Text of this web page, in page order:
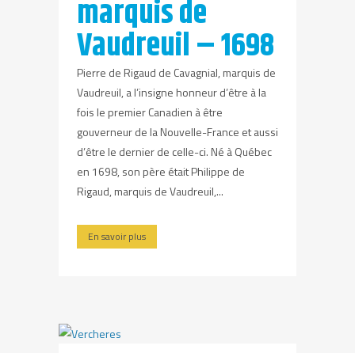
marquis de
Vaudreuil – 1698
Pierre de Rigaud de Cavagnial, marquis de
Vaudreuil, a l’insigne honneur d’être à la
fois le premier Canadien à être
gouverneur de la Nouvelle-France et aussi
d’être le dernier de celle-ci. Né à Québec
en 1698, son père était Philippe de
Rigaud, marquis de Vaudreuil,...
En savoir plus